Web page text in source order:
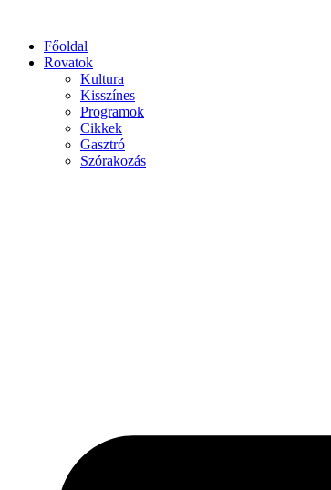
Főoldal
Rovatok
Kultura
Kisszínes
Programok
Cikkek
Gasztró
Szórakozás